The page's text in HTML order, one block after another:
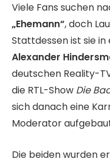
Viele Fans suchen
„Ehemann“, doch
Stattdessen ist sie
Alexander
deutschen Reality-
die RTL-Show Die
sich danach eine
Moderator
Die beiden wurden